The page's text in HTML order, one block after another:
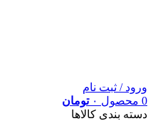
ورود / ثبت نام
0 محصول ۰ تومان
دسته بندی کالاها